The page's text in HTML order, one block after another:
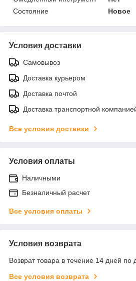
Состояние
Новое
Условия доставки
Самовывоз
Доставка курьером
Доставка почтой
Доставка транспортной
Все условия доставки
Условия оплаты
Наличными
Безналичный расчет
Все условия оплаты
Условия возврата
Возврат товара в течение 14 дней по
Все условия возврата